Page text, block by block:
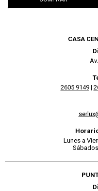
CASA
2605 9149|
Lunes a